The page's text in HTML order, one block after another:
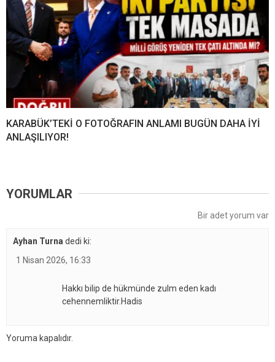
KARABÜK’TEKİ O FOTOĞRAFIN ANLAMI BUGÜN DAHA İYİ
ANLAŞILIYOR!
YORUMLAR
Bir adet yorum var
Ayhan Turna dedi ki:
1 Nisan 2026, 16:33
Hakkı bilip de hükmünde zulm eden kadı
cehennemliktir.Hadis
Yoruma kapalıdır.